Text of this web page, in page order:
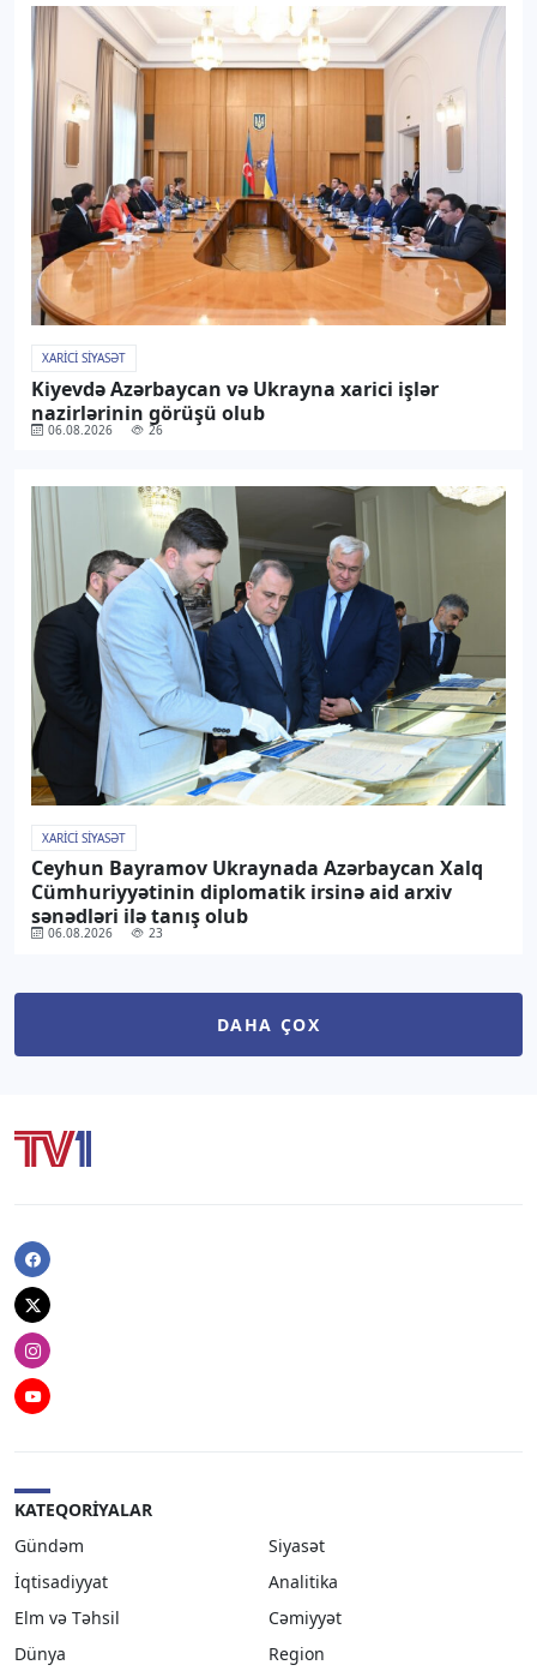
XARICI SIYASƏT
Kiyevdə Azərbaycan və Ukrayna xarici işlər
nazirlərinin görüşü olub
06.08.2026 26
XARICI SIYASƏT
Ceyhun Bayramov Ukraynada Azərbaycan Xalq
Cümhuriyyətinin diplomatik irsinə aid arxiv
sənədləri ilə tanış olub
06.08.2026 23
DAHA ÇOX
Facebook
Twitter
Instagram
Youtube
KATEQORIYALAR
Gündəm
Siyasət
İqtisadiyyat
Analitika
Elm və Təhsil
Cəmiyyət
Dünya
Region